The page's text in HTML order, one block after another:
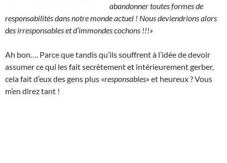
abandonner toutes formes de
responsabilités dans notre monde actuel ! Nous deviendrions alors
des irresponsables et d’immondes cochons !!!»
Ah bon…. Parce que tandis qu’ils souffrent à l’idée de devoir
assumer ce qui les fait secrètement et intérieurement gerber,
cela fait d’eux des gens plus «responsables» et heureux ? Vous
m’en direz tant !